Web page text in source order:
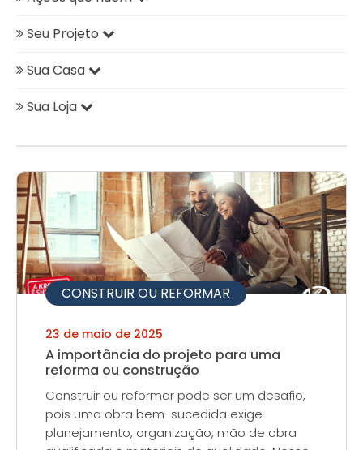
CONSTRUIR OU REFORMAR
23 de maio de 2025
A importância do projeto para uma
reforma ou construção
Construir ou reformar pode ser um desafio,
pois uma obra bem-sucedida exige
planejamento, organização, mão de obra
Seu Projeto
Sua Casa
Sua Loja